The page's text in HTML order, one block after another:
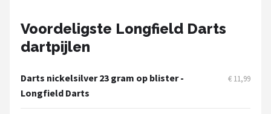
ABC Darts
Mission
Harrows
Voordeligste Longfield Darts
dartpijlen
Darts nickelsilver 23 gram op blister -
Longfield Darts
€ 11,99